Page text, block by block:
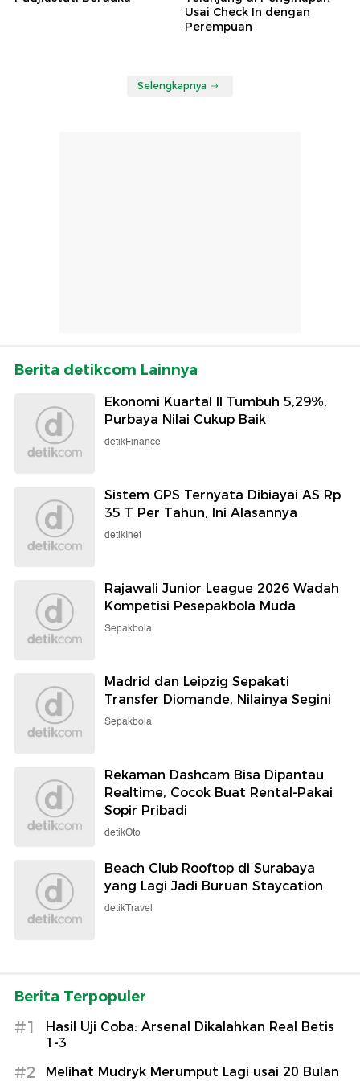
Usai Check In dengan
Perempuan
Selengkapnya
Berita detikcom Lainnya
Ekonomi Kuartal II Tumbuh 5,29%,
Purbaya Nilai Cukup Baik
detikFinance
Sistem GPS Ternyata Dibiayai AS Rp
35 T Per Tahun, Ini Alasannya
detikInet
Rajawali Junior League 2026 Wadah
Kompetisi Pesepakbola Muda
Sepakbola
Madrid dan Leipzig Sepakati
Transfer Diomande, Nilainya Segini
Sepakbola
Rekaman Dashcam Bisa Dipantau
Realtime, Cocok Buat Rental-Pakai
Sopir Pribadi
detikOto
Beach Club Rooftop di Surabaya
yang Lagi Jadi Buruan Staycation
detikTravel
Berita Terpopuler
#1
Hasil Uji Coba: Arsenal Dikalahkan Real Betis
1-3
#2
Melihat Mudryk Merumput Lagi usai 20 Bulan